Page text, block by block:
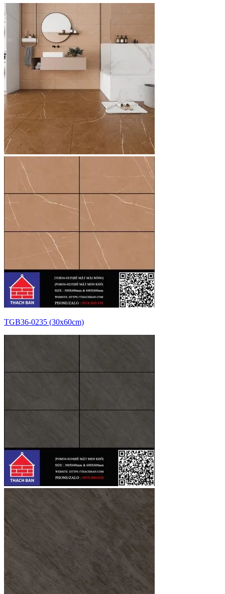
TGB36-0235 (30x60cm)